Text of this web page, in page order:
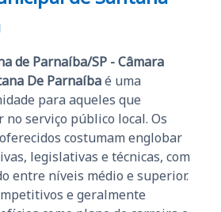
de Parnaíba/SP - Câmara
De Parnaíbaé uma
para aqueles que
no serviço público local. Os
costumam englobar
legislativas e técnicas, com
entre níveis médio e superior.
e geralmente